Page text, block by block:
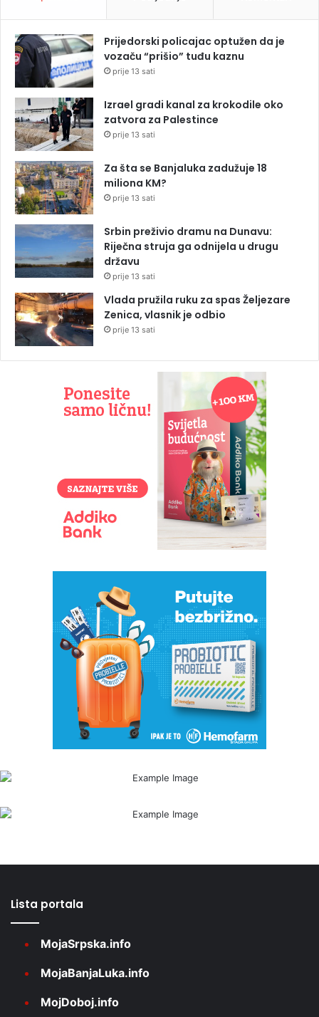
Prijedorski policajac optužen da je
vozaču “prišio” tuđu kaznu
prije 13 sati
Izrael gradi kanal za krokodile oko
zatvora za Palestince
prije 13 sati
Za šta se Banjaluka zadužuje 18
miliona KM?
prije 13 sati
Srbin preživio dramu na Dunavu:
Riječna struja ga odnijela u drugu
državu
prije 13 sati
Vlada pružila ruku za spas Željezare
Zenica, vlasnik je odbio
prije 13 sati
Lista portala
MojaSrpska.info
MojaBanjaLuka.info
MojDoboj.info